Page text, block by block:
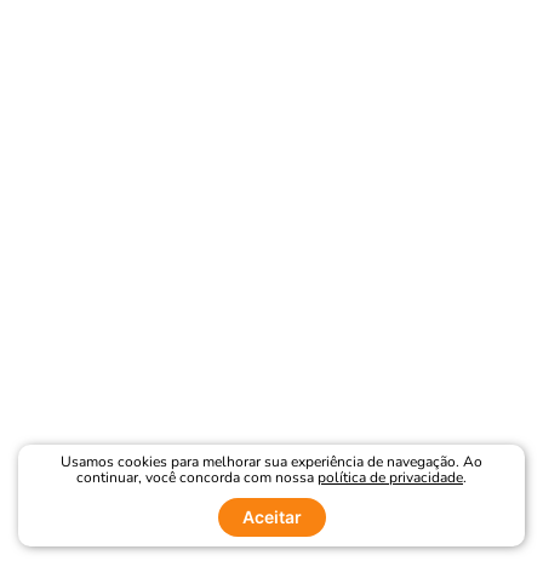
Usamos cookies para melhorar sua experiência de navegação. Ao
continuar, você concorda com nossapolítica de privacidade.
Aceitar